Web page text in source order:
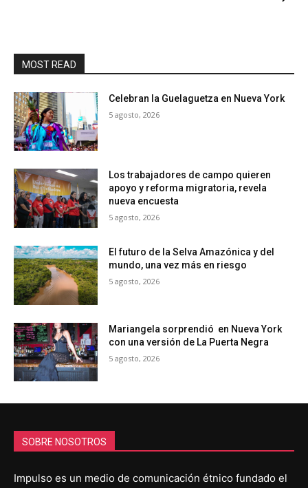
MOST READ
Celebran la Guelaguetza en Nueva York
5 agosto, 2026
Los trabajadores de campo quieren
apoyo y reforma migratoria, revela
nueva encuesta
5 agosto, 2026
El futuro de la Selva Amazónica y del
mundo, una vez más en riesgo
5 agosto, 2026
Mariangela sorprendió en Nueva York
con una versión de La Puerta Negra
5 agosto, 2026
SOBRE NOSOTROS
Impulso es un medio de comunicación étnico fundado el